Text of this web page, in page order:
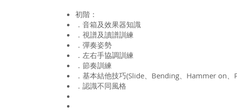
初階：
．音箱及效果器知識
．視譜及讀譜訓練
．彈奏姿勢
．左右手協調訓練
．節奏訓練
．基本結他技巧(Slide、Bending、Hammer on
．認識不同風格